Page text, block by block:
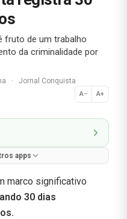
fruto de um trabalho
da criminalidade por
· Jornal Conquista
A− A+
Normal
apps
marco significativo
30 dias